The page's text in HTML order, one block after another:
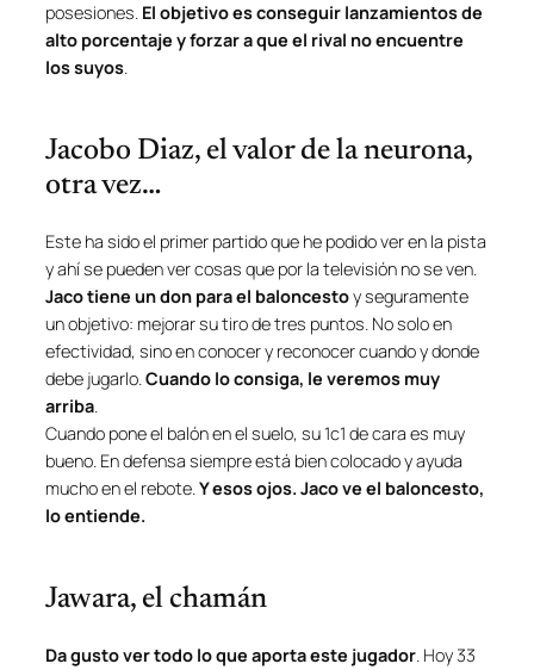
posesiones. El objetivo es conseguir lanzamientos de
alto porcentaje y forzar a que el rival no encuentre
los suyos.
Jacobo Diaz, el valor de la neurona,
otra vez…
Este ha sido el primer partido que he podido ver en la pista
y ahí se pueden ver cosas que por la televisión no se ven.
Jacotiene un don para el baloncestoy seguramente
un objetivo: mejorar su tiro de tres puntos. No solo en
efectividad, sino en conocer y reconocer cuando y donde
debe jugarlo.Cuando lo consiga, le veremos muy
arriba.
Cuando pone el balón en el suelo, su 1c1 de cara es muy
bueno. En defensa siempre está bien colocado y ayuda
mucho en el rebote.Y esos ojos. Jacove el baloncesto,
lo entiende.
Jawara, el chamán
Da gusto ver todo lo que aporta este jugador. Hoy 33